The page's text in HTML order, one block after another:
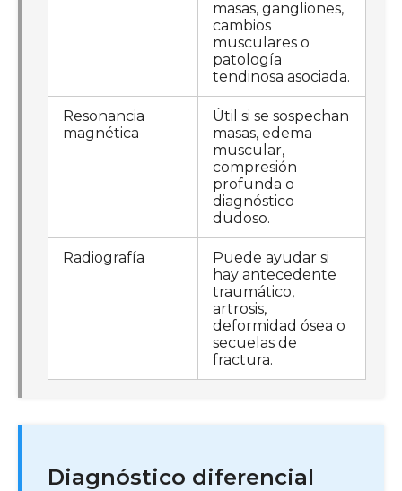
masas, gangliones,
cambios
musculares o
patología
tendinosa asociada.
Resonancia
magnética
Útil si se sospechan
masas, edema
muscular,
compresión
profunda o
diagnóstico
dudoso.
Radiografía
Puede ayudar si
hay antecedente
traumático,
artrosis,
deformidad ósea o
secuelas de
fractura.
Diagnóstico diferencial